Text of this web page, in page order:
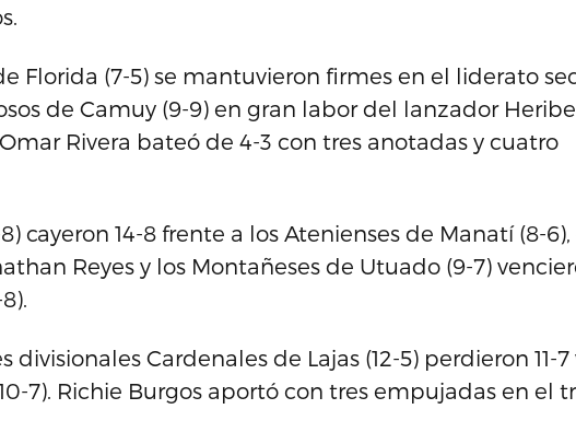
Florida (7-5) se mantuvieron firmes en el liderato
de Camuy (9-9) en gran labor del lanzador
Rivera bateó de 4-3 con tres anotadas y cuatro
cayeron 14-8 frente a los Atenienses de Manatí (8-
Reyes y los Montañeses de Utuado (9-7)
divisionales Cardenales de Lajas (12-5) perdieron 11-7
7). Richie Burgos aportó con tres empujadas en el